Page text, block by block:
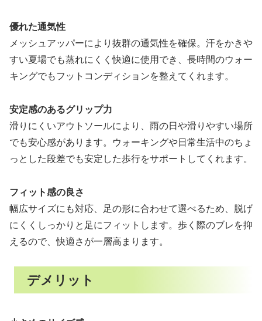
優れた通気性
メッシュアッパーにより抜群の通気性を確保。汗をかきや
すい夏場でも蒸れにくく快適に使用でき、長時間のウォー
キングでもフットコンディションを整えてくれます。
安定感のあるグリップ力
滑りにくいアウトソールにより、雨の日や滑りやすい場所
でも安心感があります。ウォーキングや日常生活中のちょ
っとした段差でも安定した歩行をサポートしてくれます。
フィット感の良さ
幅広サイズにも対応、足の形に合わせて選べるため、脱げ
にくくしっかりと足にフィットします。歩く際のブレを抑
えるので、快適さが一層高まります。
デメリット